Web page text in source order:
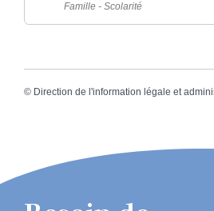
Famille - Scolarité
© Direction de l'information légale et